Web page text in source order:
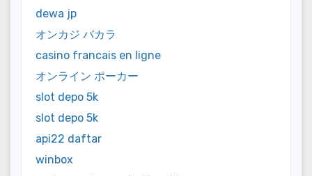
dewa jp
オンカジ バカラ
casino francais en ligne
オンライン ポーカー
slot depo 5k
slot depo 5k
api22 daftar
winbox